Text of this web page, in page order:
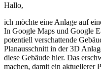
Hallo,
ich möchte eine Anlage auf
In Google Maps und Google
potentiell verschattende
Planausschnitt in der 3D
diese Gebäude hier. Das
machen, damit ein aktuellerer